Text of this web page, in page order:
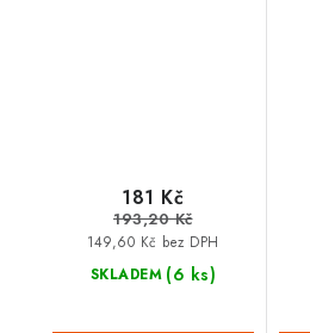
SKLADEM (6 ks)
149,60 Kč bez DPH
181 Kč
193,20 Kč